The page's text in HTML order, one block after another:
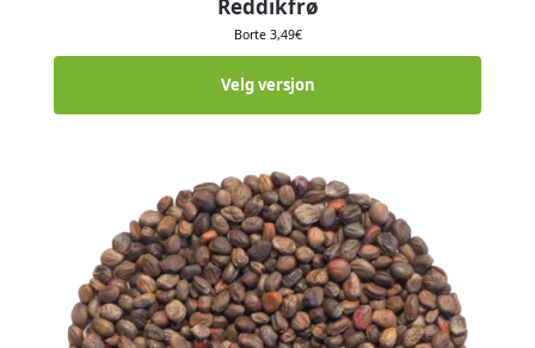
Reddikfrø
Borte 3,49€
Velg versjon